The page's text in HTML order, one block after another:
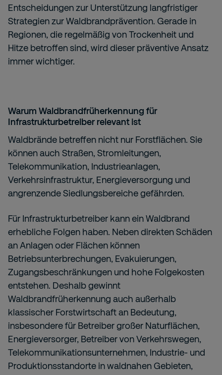
Entscheidungen zur Unterstützung langfristiger
Strategien zur Waldbrandprävention. Gerade in
Regionen, die regelmäßig von Trockenheit und
Hitze betroffen sind, wird dieser präventive Ansatz
immer wichtiger.
Warum Waldbrandfrüherkennung für
Infrastrukturbetreiber relevant ist
Waldbrände betreffen nicht nur Forstflächen. Sie
können auch Straßen, Stromleitungen,
Telekommunikation, Industrieanlagen,
Verkehrsinfrastruktur, Energieversorgung und
angrenzende Siedlungsbereiche gefährden.
Für Infrastrukturbetreiber kann ein Waldbrand
erhebliche Folgen haben. Neben direkten Schäden
an Anlagen oder Flächen können
Betriebsunterbrechungen, Evakuierungen,
Zugangsbeschränkungen und hohe Folgekosten
entstehen. Deshalb gewinnt
Waldbrandfrüherkennung auch außerhalb
klassischer Forstwirtschaft an Bedeutung,
insbesondere für Betreiber großer Naturflächen,
Energieversorger, Betreiber von Verkehrswegen,
Telekommunikationsunternehmen, Industrie- und
Produktionsstandorte in waldnahen Gebieten,